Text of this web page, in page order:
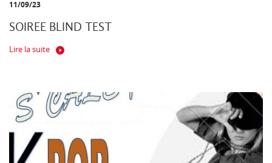
11/09/23
SOIREE BLIND TEST
Lire la suite